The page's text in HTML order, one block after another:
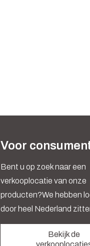
Voor
Bent u op zoek naar een
verkooplocatie van onze
producten?We hebben
door heel Nederland
Bekijk de